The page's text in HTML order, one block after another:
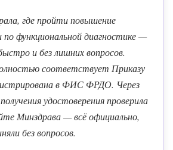
где пройти повышение
по функциональной диагностике —
и без лишних вопросов.
соответствует Приказу
в ФИС ФРДО. Через
удостоверения проверила
Минздрава — всё официально,
без вопросов.